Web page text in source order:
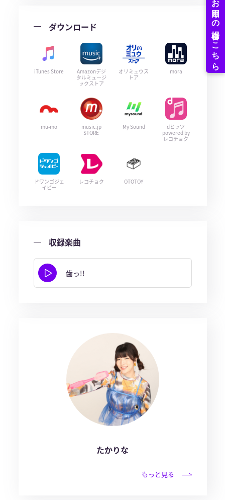
ダウンロード
iTunes Store
Amazonデジ
タルミュージ
ックストア
オリミュウス
トア
mora
mu-mo
music.jp
STORE
My Sound
dヒッツ
powered by
レコチョク
ドワンゴジェ
イピー
レコチョク OTOTOY
収録楽曲
歯っ!!
たかりな
もっと見る